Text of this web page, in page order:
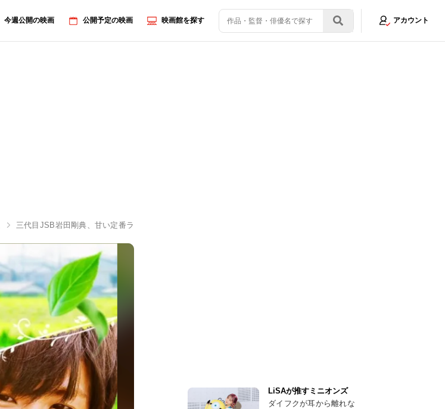
今週公開の映画 公開予定の映画 映画館を探す アカウント
三代目JSB岩田剛典、甘い定番ラブストーリーで女心を鷲掴み!?
LiSAが推すミニオンズ
ダイフクが耳から離れな